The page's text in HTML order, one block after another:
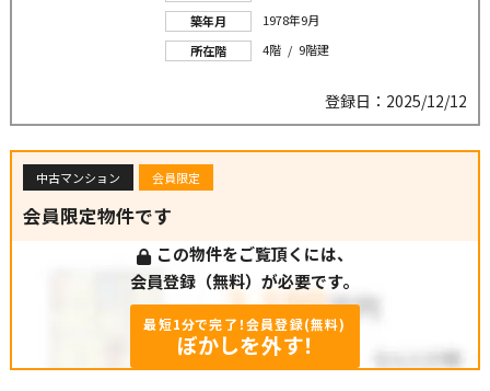
築年月
1978年9月
所在階
4階 / 9階建
登録日：2025/12/12
中古マンション 会員限定
会員限定物件です
この物件をご覧頂くには、
会員登録（無料）が必要です。
最短1分で完了！会員登録(無料)
ぼかしを外す！